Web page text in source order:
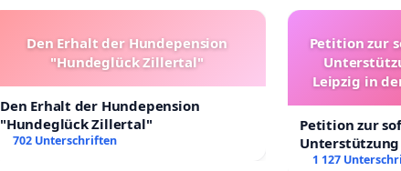
Den Erhalt der Hundepension
"Hundeglück Zillertal"
Den Erhalt der Hundepension
"Hundeglück Zillertal"
702 Unterschriften
Petition zur
Leipzig in
Petition zur
Leipzig in der
1 127